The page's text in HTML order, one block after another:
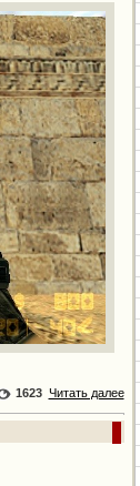
1623 Читать далее